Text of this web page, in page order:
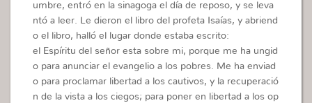
umbre, entró en la sinagoga el día de reposo, y se leva
ntó a leer. Le dieron el libro del profeta Isaías, y abriend
o el libro, halló el lugar donde estaba escrito:
el Espíritu del señor esta sobre mi, porque me ha ungid
o para anunciar el evangelio a los pobres. Me ha enviad
o para proclamar libertad a los cautivos, y la recuperació
n de la vista a los ciegos; para poner en libertad a los op